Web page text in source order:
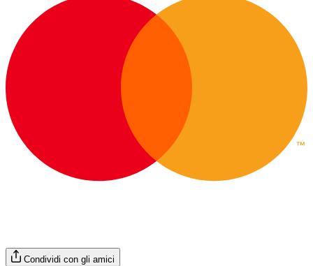
Condividi con gli amici